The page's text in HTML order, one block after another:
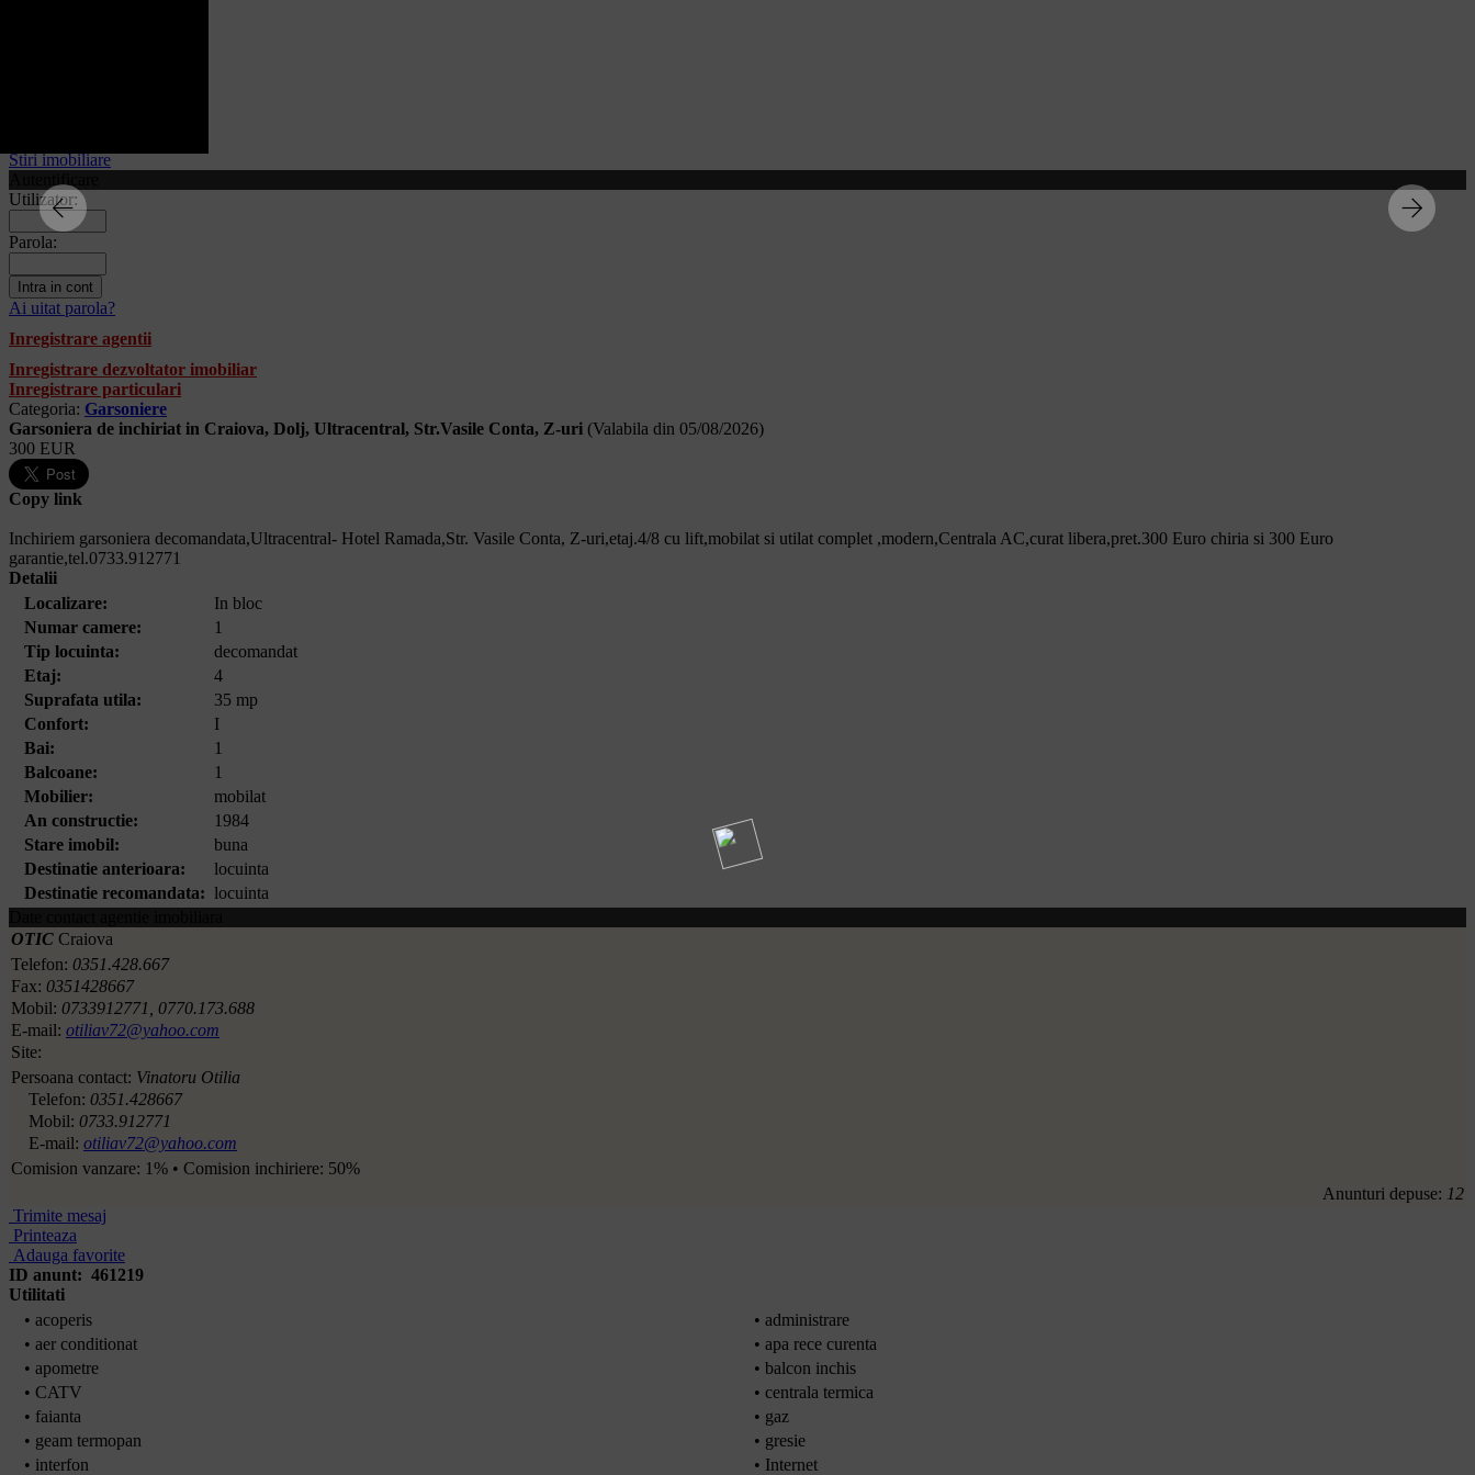
Stiri imobiliare
Utilizator:
Parola:
Ai uitat parola?
Inregistrare agentii
Inregistrare dezvoltator imobiliar
Inregistrare particulari
Categoria: Garsoniere
Garsoniera de inchiriat in Craiova, Dolj, Ultracentral, Str.Vasile Conta, Z-uri (Valabila din 05/08/2026)
300 EUR
Copy link
Inchiriem garsoniera decomandata,Ultracentral- Hotel Ramada,Str. Vasile Conta, Z-uri,etaj.4/8 cu lift,mobilat si utilat complet ,modern,Centrala AC,curat libera,pret.300 Euro chiria si 300 Euro
garantie,tel.0733.912771
Detalii
Localizare:
In bloc
Numar camere:
1
Tip locuinta:
decomandat
Etaj:
4
Suprafata utila:
35 mp
Confort:
I
Bai:
1
Balcoane:
1
Mobilier:
mobilat
An constructie:
1984
Stare imobil:
buna
Destinatie anterioara:
locuinta
Destinatie recomandata: locuinta
OTIC Craiova
Telefon: 0351.428.667
Fax: 0351428667
Mobil: 0733912771, 0770.173.688
E-mail: otiliav72@yahoo.com
Site:
Persoana contact: Vinatoru Otilia
Telefon: 0351.428667
Mobil: 0733.912771
E-mail: otiliav72@yahoo.com
Comision vanzare: 1% • Comision inchiriere: 50%
Anunturi depuse: 12
Trimite mesaj
Printeaza
Adauga favorite
ID anunt: 461219
Utilitati
• acoperis
• administrare
• aer conditionat
• apa rece curenta
• apometre
• balcon inchis
• CATV
• centrala termica
• faianta
• gaz
• geam termopan
• gresie
• interfon
• Internet